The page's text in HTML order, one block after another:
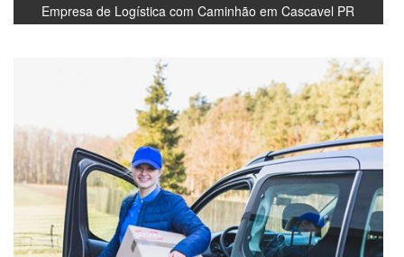
Empresa de Logística com Caminhão em Cascavel PR